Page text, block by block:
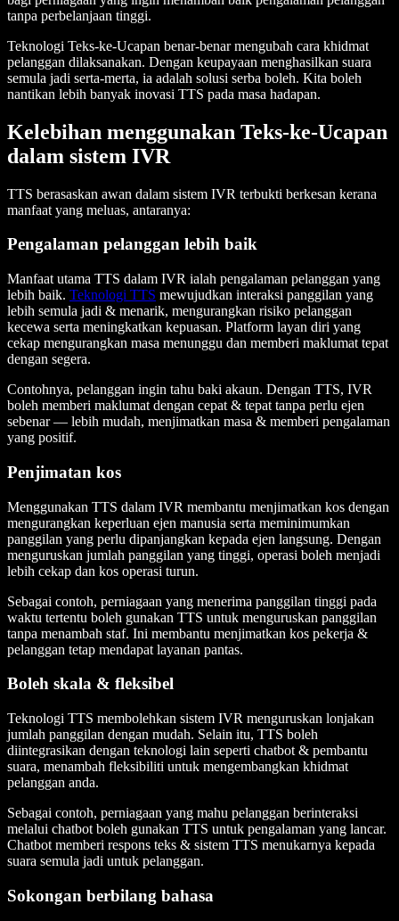
tanpa perbelanjaan tinggi.
Teknologi Teks-ke-Ucapan benar-benar mengubah cara khidmat
pelanggan dilaksanakan. Dengan keupayaan menghasilkan suara
semula jadi serta-merta, ia adalah solusi serba boleh. Kita boleh
nantikan lebih banyak inovasi TTS pada masa hadapan.
Kelebihan menggunakan Teks-ke-Ucapan
dalam sistem IVR
TTS berasaskan awan dalam sistem IVR terbukti berkesan kerana
manfaat yang meluas, antaranya:
Pengalaman pelanggan lebih baik
Manfaat utama TTS dalam IVR ialah pengalaman pelanggan yang
lebih baik. Teknologi TTS mewujudkan interaksi panggilan yang
lebih semula jadi & menarik, mengurangkan risiko pelanggan
kecewa serta meningkatkan kepuasan. Platform layan diri yang
cekap mengurangkan masa menunggu dan memberi maklumat tepat
dengan segera.
Contohnya, pelanggan ingin tahu baki akaun. Dengan TTS, IVR
boleh memberi maklumat dengan cepat & tepat tanpa perlu ejen
sebenar — lebih mudah, menjimatkan masa & memberi pengalaman
yang positif.
Penjimatan kos
Menggunakan TTS dalam IVR membantu menjimatkan kos dengan
mengurangkan keperluan ejen manusia serta meminimumkan
panggilan yang perlu dipanjangkan kepada ejen langsung. Dengan
menguruskan jumlah panggilan yang tinggi, operasi boleh menjadi
lebih cekap dan kos operasi turun.
Sebagai contoh, perniagaan yang menerima panggilan tinggi pada
waktu tertentu boleh gunakan TTS untuk menguruskan panggilan
tanpa menambah staf. Ini membantu menjimatkan kos pekerja &
pelanggan tetap mendapat layanan pantas.
Boleh skala & fleksibel
Teknologi TTS membolehkan sistem IVR menguruskan lonjakan
jumlah panggilan dengan mudah. Selain itu, TTS boleh
diintegrasikan dengan teknologi lain seperti chatbot & pembantu
suara, menambah fleksibiliti untuk mengembangkan khidmat
pelanggan anda.
Sebagai contoh, perniagaan yang mahu pelanggan berinteraksi
melalui chatbot boleh gunakan TTS untuk pengalaman yang lancar.
Chatbot memberi respons teks & sistem TTS menukarnya kepada
suara semula jadi untuk pelanggan.
Sokongan berbilang bahasa